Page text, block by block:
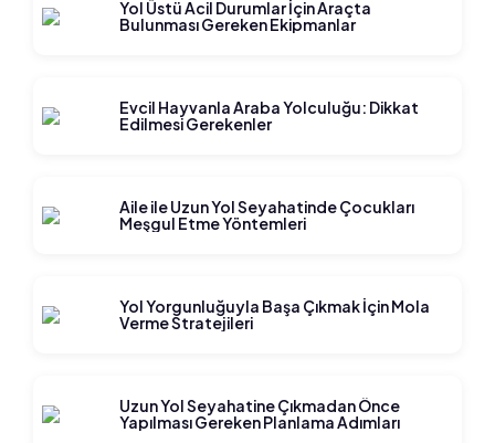
Yol Üstü Acil Durumlar İçin Araçta
Bulunması Gereken Ekipmanlar
Evcil Hayvanla Araba Yolculuğu: Dikkat
Edilmesi Gerekenler
Aile ile Uzun Yol Seyahatinde Çocukları
Meşgul Etme Yöntemleri
Yol Yorgunluğuyla Başa Çıkmak İçin Mola
Verme Stratejileri
Uzun Yol Seyahatine Çıkmadan Önce
Yapılması Gereken Planlama Adımları